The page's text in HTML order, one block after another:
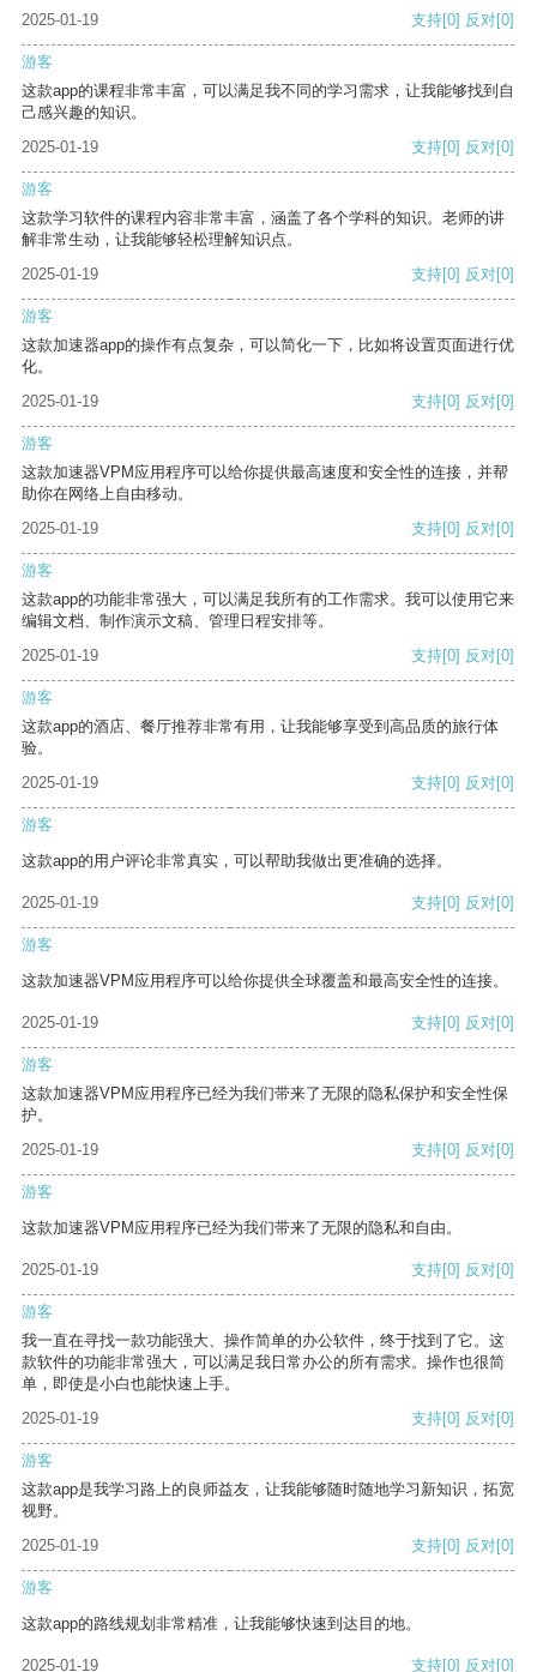
2025-01-19 支持[0] 反对[0]
游客
这款app的课程非常丰富，可以满足我不同的学习需求，让我能够找到自
己感兴趣的知识。
2025-01-19
支持[0] 反对[0]
游客
这款学习软件的课程内容非常丰富，涵盖了各个学科的知识。老师的讲
解非常生动，让我能够轻松理解知识点。
2025-01-19
支持[0] 反对[0]
游客
这款加速器app的操作有点复杂，可以简化一下，比如将设置页面进行优
化。
2025-01-19
支持[0] 反对[0]
游客
这款加速器VPM应用程序可以给你提供最高速度和安全性的连接，并帮
助你在网络上自由移动。
2025-01-19
支持[0] 反对[0]
游客
这款app的功能非常强大，可以满足我所有的工作需求。我可以使用它来
编辑文档、制作演示文稿、管理日程安排等。
2025-01-19
支持[0] 反对[0]
游客
这款app的酒店、餐厅推荐非常有用，让我能够享受到高品质的旅行体
验。
2025-01-19
支持[0] 反对[0]
游客
这款app的用户评论非常真实，可以帮助我做出更准确的选择。
2025-01-19 支持[0] 反对[0]
游客
这款加速器VPM应用程序可以给你提供全球覆盖和最高安全性的连接。
2025-01-19 支持[0] 反对[0]
游客
这款加速器VPM应用程序已经为我们带来了无限的隐私保护和安全性保
护。
2025-01-19
支持[0] 反对[0]
游客
这款加速器VPM应用程序已经为我们带来了无限的隐私和自由。
2025-01-19 支持[0] 反对[0]
游客
我一直在寻找一款功能强大、操作简单的办公软件，终于找到了它。这
款软件的功能非常强大，可以满足我日常办公的所有需求。操作也很简
单，即使是小白也能快速上手。
2025-01-19
支持[0] 反对[0]
游客
这款app是我学习路上的良师益友，让我能够随时随地学习新知识，拓宽
视野。
2025-01-19
支持[0] 反对[0]
游客
这款app的路线规划非常精准，让我能够快速到达目的地。
2025-01-19 支持[0] 反对[0]